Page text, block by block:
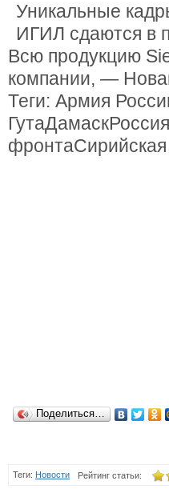
Уникальные
ИГИЛ сдаются в
Всю продукцию
компании, —
Теги: Армия
Поделиться…
Теги: Новости Рейтинг статьи: